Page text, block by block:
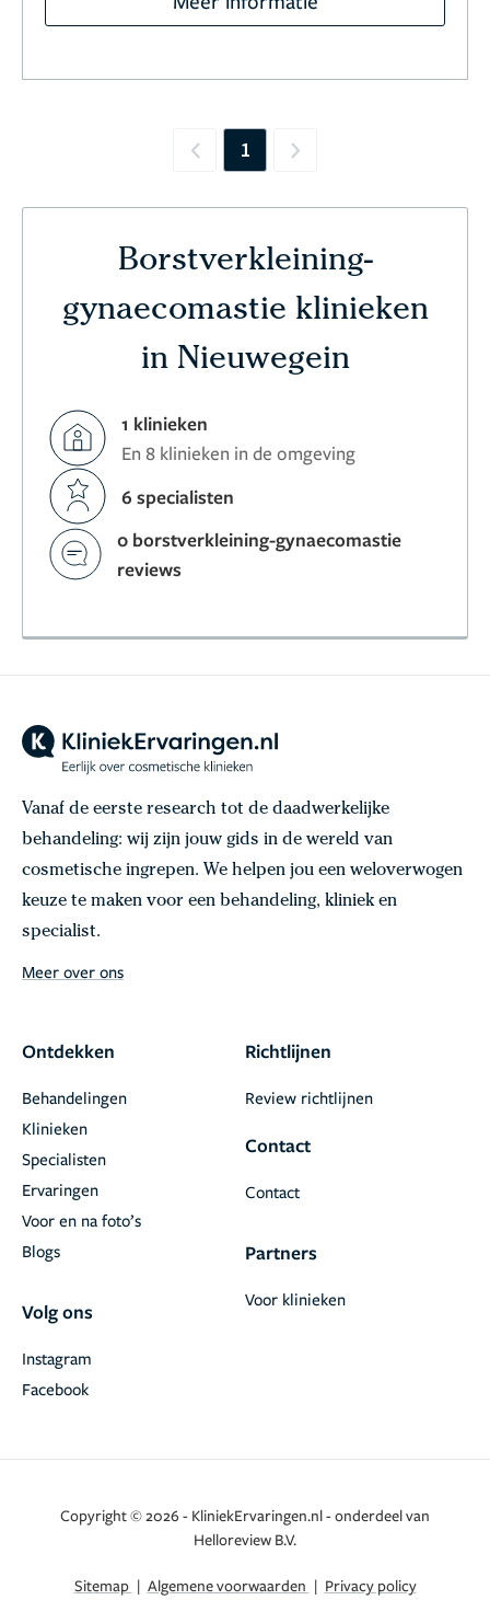
Previous
1 Next
Borstverkleining-
gynaecomastie klinieken
in Nieuwegein
1 klinieken
En 8 klinieken in de omgeving
6 specialisten
0 borstverkleining-gynaecomastie
reviews
Vanaf de eerste research tot de daadwerkelijke
behandeling: wij zijn jouw gids in de wereld van
cosmetische ingrepen. We helpen jou een weloverwogen
keuze te maken voor een behandeling, kliniek en
specialist.
Meer over ons
Ontdekken
Behandelingen
Klinieken
Specialisten
Ervaringen
Voor en na foto’s
Blogs
Volg ons
Facebook
Instagram
Richtlijnen
Review richtlijnen
Contact
Contact
Partners
Voor klinieken
Copyright © 2026 - KliniekErvaringen.nl - onderdeel van
Helloreview B.V.
Sitemap | Algemene voorwaarden | Privacy policy